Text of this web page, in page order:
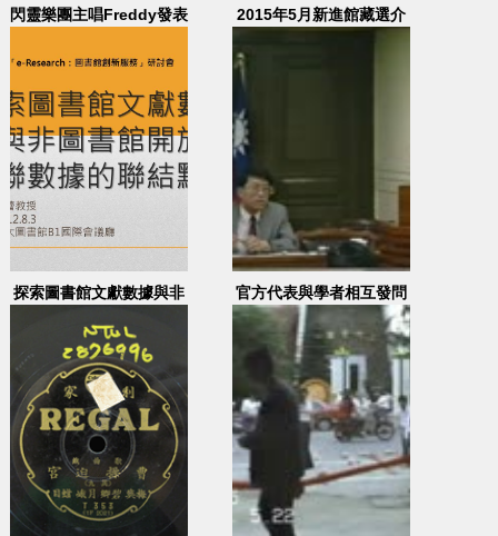
閃靈樂團主唱Freddy發表
2015年5月新進館藏選介
探索圖書館文獻數據與非
結點
官方代表與學者相互發問
及討論